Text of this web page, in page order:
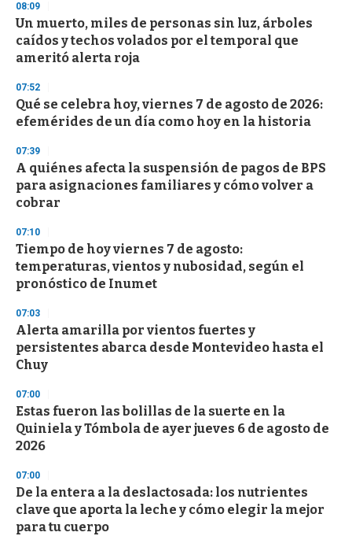
d
s
o
f
3
s
e
c
o
d
s
08:09
Un muerto, miles de personas sin luz, árboles
caídos y techos volados por el temporal que
ameritó alerta roja
07:52
Qué se celebra hoy, viernes 7 de agosto de 2026:
efemérides de un día como hoy en la historia
07:39
A quiénes afecta la suspensión de pagos de BPS
para asignaciones familiares y cómo volver a
cobrar
07:10
Tiempo de hoy viernes 7 de agosto:
temperaturas, vientos y nubosidad, según el
pronóstico de Inumet
07:03
Alerta amarilla por vientos fuertes y
persistentes abarca desde Montevideo hasta el
Chuy
07:00
Estas fueron las bolillas de la suerte en la
Quiniela y Tómbola de ayer jueves 6 de agosto de
2026
07:00
De la entera a la deslactosada: los nutrientes
clave que aporta la leche y cómo elegir la mejor
para tu cuerpo